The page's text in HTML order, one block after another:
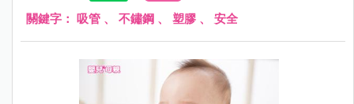
關鍵字： 吸管 、 不鏽鋼 、 塑膠 、 安全